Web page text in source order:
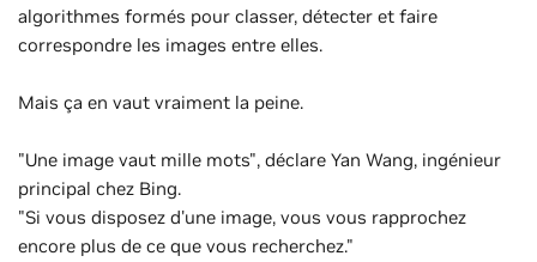
algorithmes formés pour classer, détecter et faire
correspondre les images entre elles.
Mais ça en vaut vraiment la peine.
"Une image vaut mille mots", déclare Yan Wang, ingénieur
principal chez Bing.
"Si vous disposez d'une image, vous vous rapprochez
encore plus de ce que vous recherchez."